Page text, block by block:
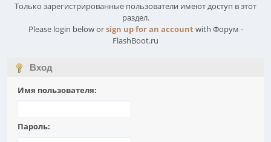
Только зарегистрированные пользователи имеют доступ в этот
раздел.
Please login below orsign up for an accountwith Форум -
FlashBoot.ru
Вход
Имя пользователя:
Пароль: